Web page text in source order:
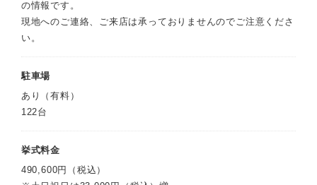
の情報です。
現地へのご連絡、ご来店は承っておりませんのでご注意くださ
い。
駐車場
あり（有料）
122台
挙式料金
490,600円（税込）